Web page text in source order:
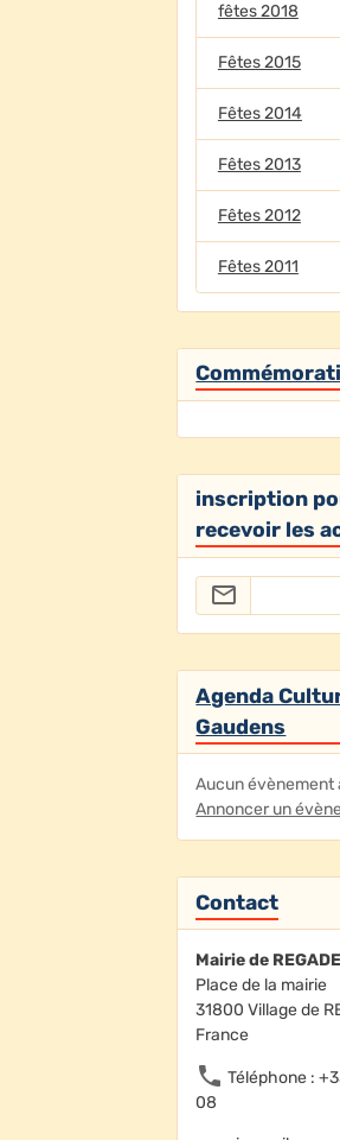
fêtes 2018
Fêtes 2015
Fêtes 2014
Fêtes 2013
Fêtes 2012
Fêtes 2011
inscription
recevoir les
Agenda
Gaudens
Aucun évènement
Annoncer un
Contact
Mairie de
Place de la mairie
31800 Village de
France
Téléphone :
08